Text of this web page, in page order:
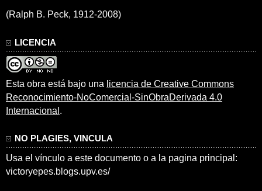
(Ralph B. Peck, 1912-2008)
LICENCIA
Esta obra está bajo una licencia de Creative Commons
Reconocimiento-NoComercial-SinObraDerivada 4.0
Internacional .
NO PLAGIES, VINCULA
Usa el vínculo a este documento o a la pagina principal:
victoryepes.blogs.upv.es/